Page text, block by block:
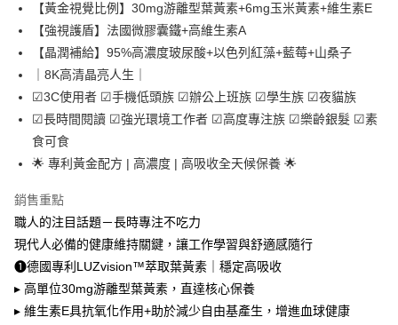
4.訂單成立30分鐘內，如未前往確認交易或遇審核未通過，訂單將自動取
消。如遇「轉專審核」未通過狀況，表示未達大哥付你分期系統評分，恕無
法說明評估內容。
【繳款方式說明】
1.分期款項不併入電信帳單，「大哥付你分期」於每月結算日後寄送繳費提
2.透過簡訊連結打開帳單後，可選擇「超商條碼／台灣大直營門市／銀行轉
帳／街口支付／iPASS MONEY」等通路繳費。
【注意事項】
1.本服務係由「台灣大哥大股份有限公司」（以下簡稱本公司）所提供，讓
買賣價金債權讓與本公司後，依約使用本公司帳單繳交帳款。
2.基於同意付款使用「大哥付你分期」之契約關係目的，商店將以您的個人
資料（包含姓名、電話或地址）提供予台灣大哥大進項蒐集、處理及利用，
由本公司與您本人進行分期帳單所需資料之確認、核對及更正。
3.完整用戶服務條款，請詳閱以下連結： https://oppay.tw/userRule
１．簡單：不需註冊會員、不需綁卡、不需儲值。
２．便利：只要手機號碼，簡訊認證，即可結帳。
３．安心：先確認商品／服務後，再付款。
【「AFTEE先享後付」結帳流程】
１．於結帳方式選擇「AFTEE先享後付」後，將跳轉至「AFTEE先享後付」
結帳頁面，進行簡訊認證並確認金額後，即可完成結帳。
２．訂單成立數日內，您將收到繳費通知簡訊。
３．收到繳費通知簡訊後14天內，點擊此簡訊中的連結，可透過四大超商／
ATM／網路銀行／等多元方式進行付款，方視為交易完成。
※ 請注意：結帳手續完成當下不需立刻繳費，但若您需要取消訂單，請聯絡
後付繳納相關費用。
※ 交易是否成功請以「AFTEE先享後付 」之結帳頁面顯示為準，若有關於
是否繳費成功／繳費後需取消欲退款等相關疑問，請聯繫「AFTEE先享後付
客戶支援中心」https://netprotections.freshdesk.com/support/home
【注意事項】
１．透過由恩沛科技股份有限公司提供之「AFTEE先享後付」服務完成之交
易，需依本服務之必要範圍內提供個人資料，並將交易相關給付款項請求債
貨到付款
運送方式
全家取貨付款
付款後全家取貨
每筆NT$80，滿NT$1,680(含以上)免運費
萊爾富取貨付款
每筆NT$80，滿NT$1,680(含以上)免運費
每筆NT$80，滿NT$1,680(含以上)免運費
7-11取貨付款
【黃金視覺比例】30mg游離型葉黃素+6mg玉米黃素+維生素E
【強視護盾】法國微膠囊鐵+高維生素A
【晶潤補給】95%高濃度玻尿酸+以色列紅藻+藍莓+山桑子
｜8K高清晶亮人生｜
☑3C使用者 ☑手機低頭族 ☑辦公上班族 ☑學生族 ☑夜貓族
☑長時間閱讀 ☑強光環境工作者 ☑高度專注族 ☑樂齡銀髮 ☑素
食可食
🌟 專利黃金配方 | 高濃度 | 高吸收全天候保養 🌟
銷售重點
職人的注目話題－長時專注不吃力
現代人必備的健康維持關鍵，讓工作學習與舒適感隨行
❶德國專利LUZvision™萃取葉黃素｜穩定高吸收
▸ 高單位30mg游離型葉黃素，直達核心保養
▸ 維生素E具抗氧化作用+助於減少自由基產生，增進血球健康